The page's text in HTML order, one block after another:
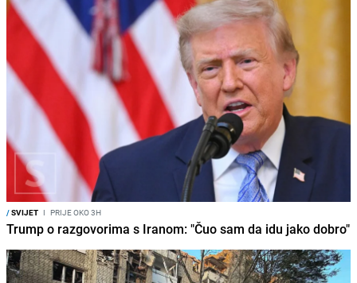
/SVIJET I PRIJE OKO 3H
Trump o razgovorima s Iranom: "Čuo sam da idu jako dobro"